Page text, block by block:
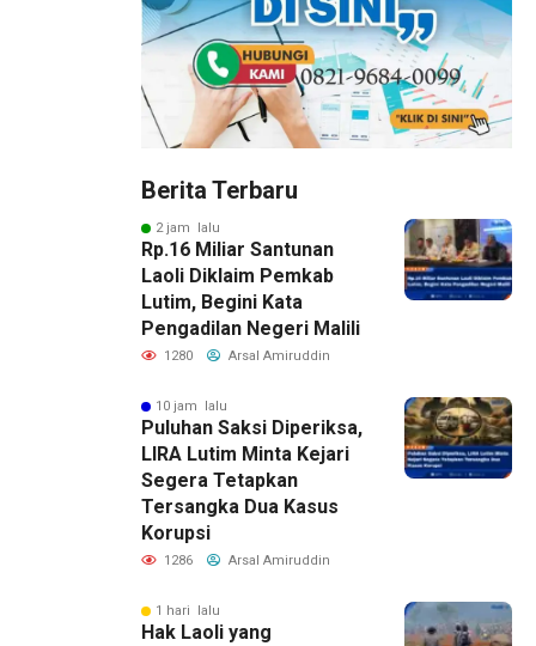
Berita Terbaru
2 jam lalu
Rp.16 Miliar Santunan
Laoli Diklaim Pemkab
Lutim, Begini Kata
Pengadilan Negeri Malili
1280 Arsal Amiruddin
10 jam lalu
Puluhan Saksi Diperiksa,
LIRA Lutim Minta Kejari
Segera Tetapkan
Tersangka Dua Kasus
Korupsi
1286 Arsal Amiruddin
1 hari lalu
Hak Laoli yang